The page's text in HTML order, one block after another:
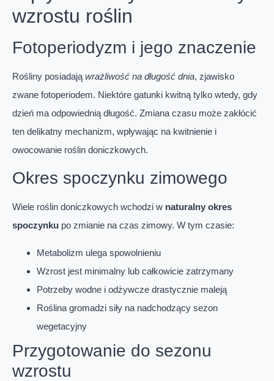
wzrostu roślin
Fotoperiodyzm i jego znaczenie
Rośliny posiadają wrażliwość na długość dnia, zjawisko
zwane fotoperiodem. Niektóre gatunki kwitną tylko wtedy, gdy
dzień ma odpowiednią długość. Zmiana czasu może zakłócić
ten delikatny mechanizm, wpływając na kwitnienie i
owocowanie roślin doniczkowych.
Okres spoczynku zimowego
Wiele roślin doniczkowych wchodzi w naturalny okres
spoczynku po zmianie na czas zimowy. W tym czasie:
Metabolizm ulega spowolnieniu
Wzrost jest minimalny lub całkowicie zatrzymany
Potrzeby wodne i odżywcze drastycznie maleją
Roślina gromadzi siły na nadchodzący sezon
wegetacyjny
Przygotowanie do sezonu
wzrostu